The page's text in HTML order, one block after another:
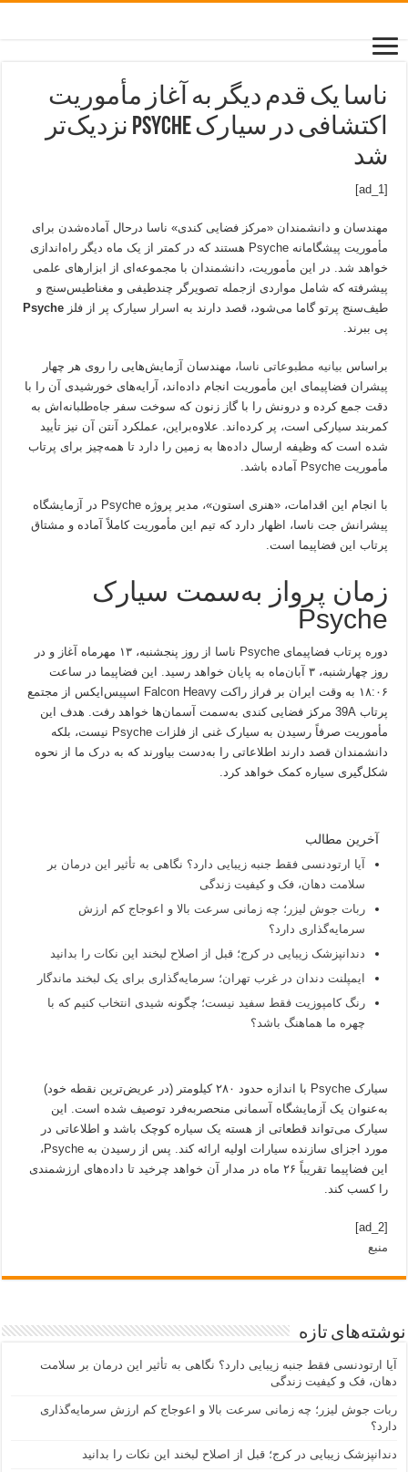
ناسا یک قدم دیگر به آغاز مأموریت
اکتشافی در سیارک Psyche نزدیک‌تر
شد
[ad_1]
مهندسان و دانشمندان «مرکز فضایی کندی» ناسا درحال آماده‌شدن برای
مأموریت پیشگامانه Psyche هستند که در کمتر از یک ماه دیگر راه‌اندازی
خواهد شد. در این مأموریت، دانشمندان با مجموعه‌ای از ابزارهای علمی
پیشرفته که شامل مواردی ازجمله تصویرگر چندطیفی و مغناطیس‌سنج و
طیف‌سنج پرتو گاما می‌شود، قصد دارند به اسرار سیارک پر از فلزPsyche
پی ببرند.
براساس بیانیه مطبوعاتی ناسا، مهندسان آزمایش‌هایی را روی هر چهار
پیشران فضاپیمای این مأموریت انجام داده‌اند، آرایه‌های خورشیدی آن را با
دقت جمع کرده و درونش را با گاز زنون که سوخت سفر جاه‌طلبانه‌اش به
کمربند سیارکی است، پر کرده‌اند. علاوه‌براین، عملکرد آنتن آن نیز تأیید
شده است که وظیفه ارسال داده‌ها به زمین را دارد تا همه‌چیز برای پرتاب
مأموریت Psyche آماده باشد.
با انجام این اقدامات، «هنری استون»، مدیر پروژه Psyche در آزمایشگاه
پیشرانش جت ناسا، اظهار دارد که تیم این مأموریت کاملاً آماده و مشتاق
پرتاب این فضاپیما است.
زمان پرواز به‌سمت سیارک
Psyche
دوره پرتاب فضاپیمای Psyche ناسا از روز پنجشنبه، ۱۳ مهرماه آغاز و در
روز چهارشنبه، ۳ آبان‌ماه به پایان خواهد رسید. این فضاپیما در ساعت
۱۸:۰۶ به وقت ایران بر فراز راکت Falcon Heavy اسپیس‌ایکس از مجتمع
پرتاب 39A مرکز فضایی کندی به‌سمت آسمان‌ها خواهد رفت. هدف این
مأموریت صرفاً رسیدن به سیارک غنی از فلزات Psyche نیست، بلکه
دانشمندان قصد دارند اطلاعاتی را به‌دست بیاورند که به درک ما از نحوه
شکل‌گیری سیاره کمک خواهد کرد.
آخرین مطالب
آیا ارتودنسی فقط جنبه زیبایی دارد؟ نگاهی به تأثیر این درمان بر
سلامت دهان، فک و کیفیت زندگی
ربات جوش لیزر؛ چه زمانی سرعت بالا و اعوجاج کم ارزش
سرمایه‌گذاری دارد؟
دندانپزشک زیبایی در کرج؛ قبل از اصلاح لبخند این نکات را بدانید
ایمپلنت دندان در غرب تهران؛ سرمایه‌گذاری برای یک لبخند ماندگار
رنگ کامپوزیت فقط سفید نیست؛ چگونه شیدی انتخاب کنیم که با
چهره ما هماهنگ باشد؟
سیارک Psyche با اندازه حدود ۲۸۰ کیلومتر (در عریض‌ترین نقطه خود)
به‌عنوان یک آزمایشگاه آسمانی منحصر‌به‌فرد توصیف شده است. این
سیارک می‌تواند قطعاتی از هسته یک سیاره کوچک باشد و اطلاعاتی در
مورد اجزای سازنده سیارات اولیه ارائه کند. پس از رسیدن به Psyche،
این فضاپیما تقریباً ۲۶ ماه در مدار آن خواهد چرخید تا داده‌های ارزشمندی
را کسب کند.
[ad_2]
منبع
نوشته‌های تازه
آیا ارتودنسی فقط جنبه زیبایی دارد؟ نگاهی به تأثیر این درمان بر سلامت
دهان، فک و کیفیت زندگی
ربات جوش لیزر؛ چه زمانی سرعت بالا و اعوجاج کم ارزش سرمایه‌گذاری
دارد؟
دندانپزشک زیبایی در کرج؛ قبل از اصلاح لبخند این نکات را بدانید